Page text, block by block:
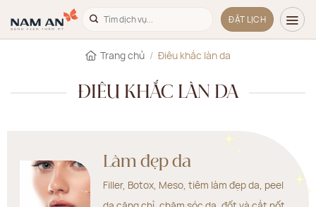
qua
nội
ĐẶT LỊCH
Trang chủ / Điêu khắc làn da
ĐIÊU KHẮC LÀN DA
Làm đẹp da
Filler, Botox, Meso, tiêm làm đẹp da, peel